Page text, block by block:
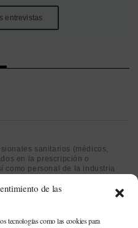
de las
tecnologías como las cookies para
entrevistas
sanitarios (médicos,
en la prescripción o
como personal de la industria